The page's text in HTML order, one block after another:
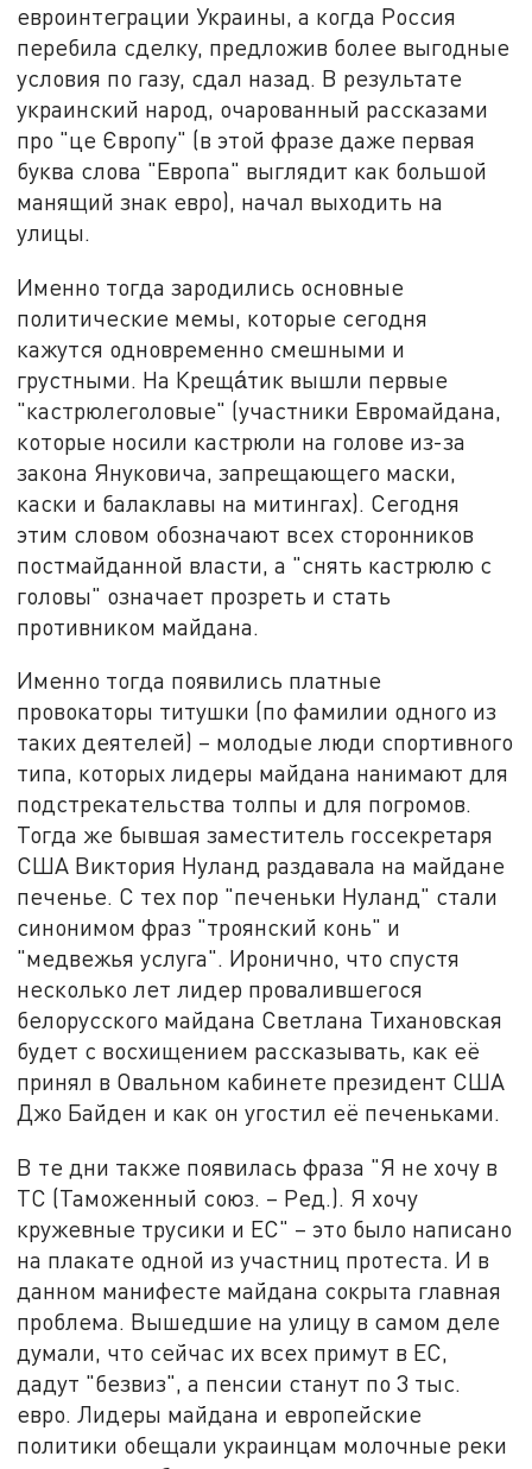
евроинтеграции Украины, а когда Россия
перебила сделку, предложив более выгодные
условия по газу, сдал назад. В результате
украинский народ, очарованный рассказами
про "це Європу" (в этой фразе даже первая
буква слова "Европа" выглядит как большой
манящий знак евро), начал выходить на
улицы.
Именно тогда зародились основные
политические мемы, которые сегодня
кажутся одновременно смешными и
грустными. На Креща́тик вышли первые
"кастрюлеголовые" (участники Евромайдана,
которые носили кастрюли на голове из-за
закона Януковича, запрещающего маски,
каски и балаклавы на митингах). Сегодня
этим словом обозначают всех сторонников
постмайданной власти, а "снять кастрюлю с
головы" означает прозреть и стать
противником майдана.
Именно тогда появились платные
провокаторы титушки (по фамилии одного из
таких деятелей) – молодые люди спортивного
типа, которых лидеры майдана нанимают для
подстрекательства толпы и для погромов.
Тогда же бывшая заместитель госсекретаря
США Виктория Нуланд раздавала на майдане
печенье. С тех пор "печеньки Нуланд" стали
синонимом фраз "троянский конь" и
"медвежья услуга". Иронично, что спустя
несколько лет лидер провалившегося
белорусского майдана Светлана Тихановская
будет с восхищением рассказывать, как её
принял в Овальном кабинете президент США
Джо Байден и как он угостил её печеньками.
В те дни также появилась фраза "Я не хочу в
ТС (Таможенный союз. – Ред.). Я хочу
кружевные трусики и ЕС" – это было написано
на плакате одной из участниц протеста. И в
данном манифесте майдана сокрыта главная
проблема. Вышедшие на улицу в самом деле
думали, что сейчас их всех примут в ЕС,
дадут "безвиз", а пенсии станут по 3 тыс.
евро. Лидеры майдана и европейские
политики обещали украинцам молочные реки